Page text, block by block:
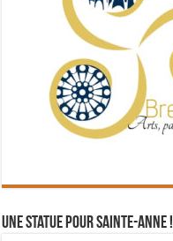
Une statue pour Sainte-Anne !